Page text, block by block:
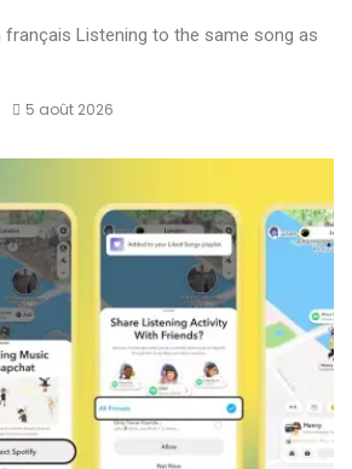
français Listening to the same song as
5 août 2026